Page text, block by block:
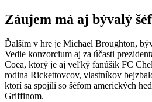
Záujem má aj bývalý
Ďalším v hre je Michael Broughton,
Vedie konzorcium aj za účasti
Coea, ktorý je aj veľký fanúšik FC
rodina Rickettovcov, vlastníkov
ktorí sa spojili so šéfom amerických
Griffinom.